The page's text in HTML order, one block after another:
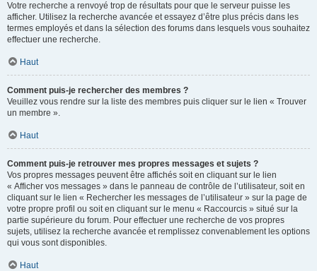
Votre recherche a renvoyé trop de résultats pour que le serveur puisse les
afficher. Utilisez la recherche avancée et essayez d’être plus précis dans les
termes employés et dans la sélection des forums dans lesquels vous souhaitez
effectuer une recherche.
Haut
Comment puis-je rechercher des membres ?
Veuillez vous rendre sur la liste des membres puis cliquer sur le lien « Trouver
un membre ».
Haut
Comment puis-je retrouver mes propres messages et sujets ?
Vos propres messages peuvent être affichés soit en cliquant sur le lien
« Afficher vos messages » dans le panneau de contrôle de l’utilisateur, soit en
cliquant sur le lien « Rechercher les messages de l’utilisateur » sur la page de
votre propre profil ou soit en cliquant sur le menu « Raccourcis » situé sur la
partie supérieure du forum. Pour effectuer une recherche de vos propres
sujets, utilisez la recherche avancée et remplissez convenablement les options
qui vous sont disponibles.
Haut